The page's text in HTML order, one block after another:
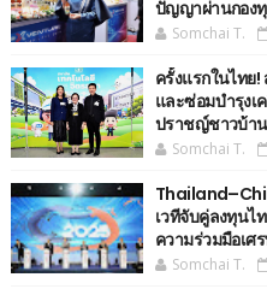
ปัญญาผ่านกอง
Somchai T.
ครั้งแรกในไทย!
และซ่อมบำรุงเ
ปราชญ์ชาวบ้า
Somchai T.
เวทีจับคู่ลงทุน
ความร่วมมือเศ
Somchai T.